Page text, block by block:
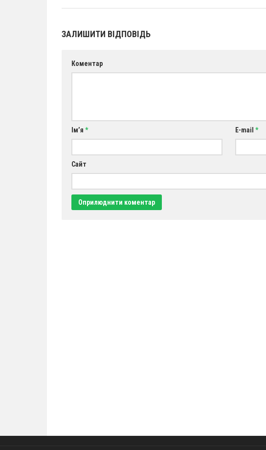
ЗАЛИШИТИ ВІДПОВІДЬ
Коментар
Ім’я * E-mail *
Сайт